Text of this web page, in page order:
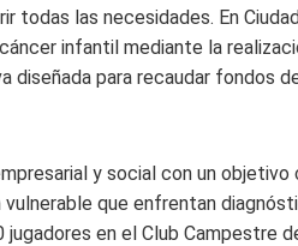
todas las necesidades. En
infantil mediante la
diseñada para recaudar fondos
y social con un objetivo
que enfrentan
en el Club Campestre